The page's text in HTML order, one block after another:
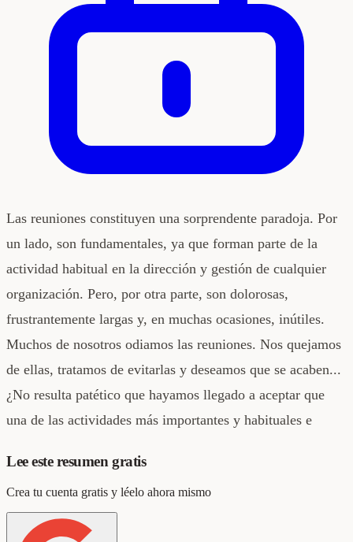
Las reuniones constituyen una sorprendente paradoja. Por
un lado, son fundamentales, ya que forman parte de la
actividad habitual en la dirección y gestión de cualquier
organización. Pero, por otra parte, son dolorosas,
frustrantemente largas y, en muchas ocasiones, inútiles.
Muchos de nosotros odiamos las reuniones. Nos quejamos
de ellas, tratamos de evitarlas y deseamos que se acaben...
¿No resulta patético que hayamos llegado a aceptar que
una de las actividades más importantes y habituales e
Lee este resumen gratis
Crea tu cuenta gratis y léelo ahora mismo